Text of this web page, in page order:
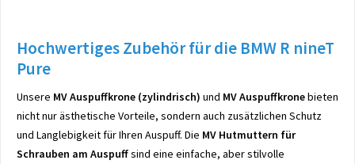
Hochwertiges Zubehör für die BMW R nineT
Pure
Unsere MV Auspuffkrone (zylindrisch) und MV Auspuffkronebieten
nicht nur ästhetische Vorteile, sondern auch zusätzlichen Schutz
und Langlebigkeit für Ihren Auspuff. Die MV Hutmuttern für
Schrauben am Auspuffsind eine einfache, aber stilvolle